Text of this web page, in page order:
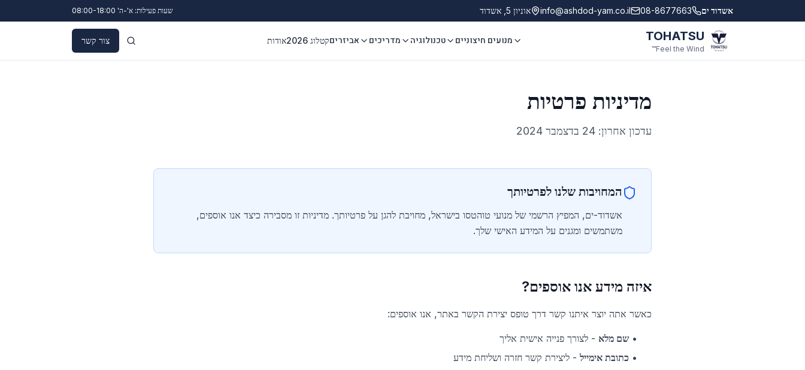
אשדוד ים 08-8677663
info@ashdod-yam.co.il אוניון 5, אשדוד שעות פעילות: א'-ה' 08:00-18:00
TOHATSU
Feel the Wind™
מנועים חיצוניים טכנולוגיה מדריכים אביזריםקטלוג 2026 אודות צור קשר
מדיניות פרטיות
עדכון אחרון: 24 בדצמבר 2024
המחויבות שלנו לפרטיותך
אשדוד-ים, המפיץ הרשמי של מנועי טוהטסו בישראל, מחויבת להגן על פרטיותך. מדיניות זו מסבירה כיצד אנו אוספים,
משתמשים ומגנים על המידע האישי שלך.
איזה מידע אנו אוספים?
כאשר אתה יוצר איתנו קשר דרך טופס יצירת הקשר באתר, אנו אוספים:
• שם מלא - לצורך פנייה אישית אליך
• כתובת אימייל - ליצירת קשר חזרה ושליחת מידע